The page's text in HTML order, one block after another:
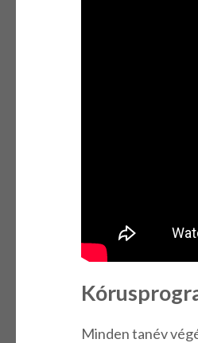
Minden tanév